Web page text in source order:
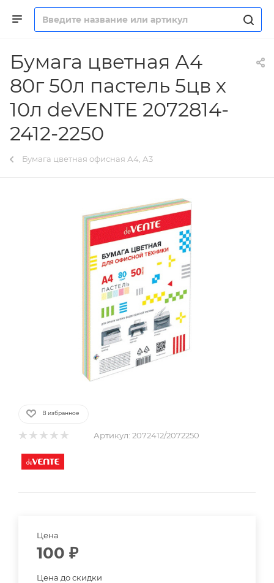
Бумага цветная А4
80г 50л пастель 5цв х
10л deVENTE 2072814-
2412-2250
Бумага цветная офисная А4, А3
В избранное
Артикул: 2072412/2072250
Цена
100 ₽
Цена до скидки